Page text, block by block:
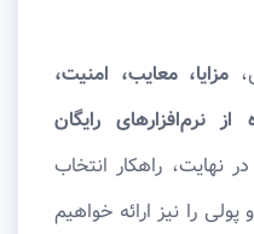
مزایا، معایب، امنیت،
نرم‌افزارهای رایگان
نهایت، راهکار انتخاب
را نیز ارائه خواهیم